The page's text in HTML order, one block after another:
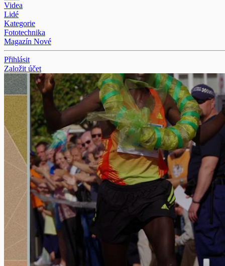
Videa
Lidé
Kategorie
Fototechnika
Magazín Nové
Přihlásit
Založit účet